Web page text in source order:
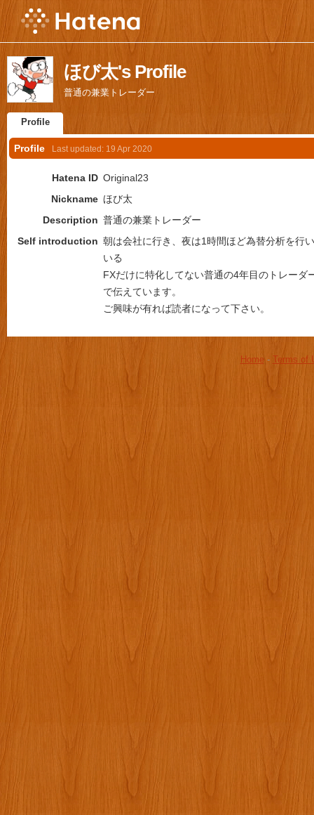
ほび太's Profile
普通の兼業トレーダー
Profile
Profile Last updated: 19 Apr 2020
Hatena ID Original23
Nickname ほび太
Description 普通の兼業トレーダー
Self introduction 朝は会社に行き、夜は1時間ほど為替分析を行
いる
FXだけに特化してない普通の4年目のトレーダ
で伝えています。
ご興味が有れば読者になって下さい。
Home- Terms of